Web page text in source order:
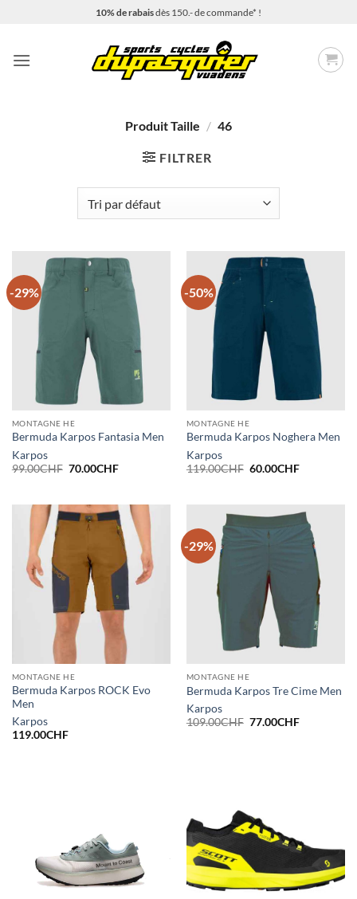
10% de rabaisdès 150.- de commande* !
Produit Taille / 46
FILTRER
-29%
MONTAGNE HE
Bermuda Karpos Fantasia Men
Karpos
99.00CHF Le
99.00CHF.
70.00CHFLe
70.00CHF.
-50%
MONTAGNE HE
Bermuda Karpos Noghera Men
Karpos
119.00CHF Le
119.00CHF.
60.00CHFLe
60.00CHF.
MONTAGNE HE
Bermuda Karpos ROCK Evo
Men
Karpos
119.00CHF
-29%
MONTAGNE HE
Bermuda Karpos Tre Cime Men
Karpos
109.00CHF Le
77.00CHFLe